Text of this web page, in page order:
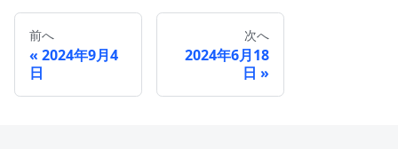
前へ
2024年9月4
日
次へ
2024年6月18
日